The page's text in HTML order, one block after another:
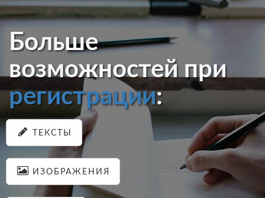
Больше
возможностей при
регистрации:
ТЕКСТЫ
ИЗОБРАЖЕНИЯ